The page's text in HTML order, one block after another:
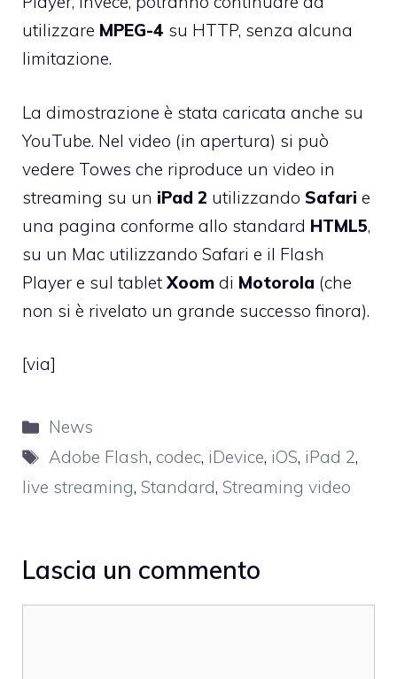
utilizzare MPEG-4 su HTTP, senza alcuna
limitazione.
La dimostrazione è stata caricata anche su
YouTube. Nel video (in apertura) si può
vedere Towes che riproduce un video in
streaming su un iPad 2 utilizzando Safari e
una pagina conforme allo standard HTML5,
su un Mac utilizzando Safari e il Flash
Player e sul tablet Xoom di Motorola (che
non si è rivelato un grande successo finora).
[via]
Categorie
News
Tag
Adobe Flash, codec, iDevice, iOS, iPad 2,
live streaming, Standard, Streaming video
Lascia un commento